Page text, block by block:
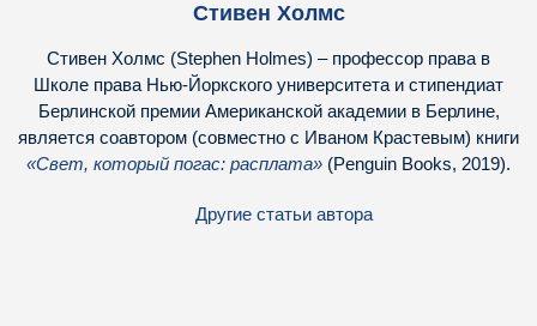
Стивен Холмс
Стивен Холмс (Stephen Holmes) – профессор права в
Школе права Нью-Йоркского университета и стипендиат
Берлинской премии Американской академии в Берлине,
является соавтором (совместно с Иваном Крастевым) книги
«Свет, который погас: расплата» (Penguin Books, 2019).
Другие статьи автора